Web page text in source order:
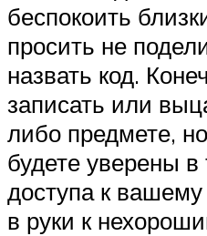
беспокоить
просить не
назвать код.
записать или
либо предмете,
будете уверены в
доступа к
в руки к